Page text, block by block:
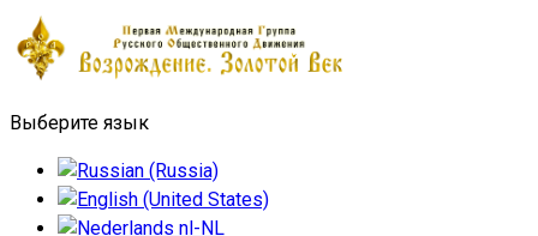
Выберите язык